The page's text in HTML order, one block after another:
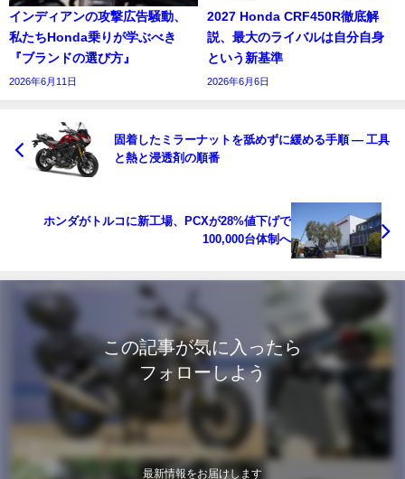
インディアンの攻撃広告騒動、
私たちHonda乗りが学ぶべき
『ブランドの選び方』
2026年6月11日
2027 Honda CRF450R徹底解
説、最大のライバルは自分自身
という新基準
2026年6月6日
固着したミラーナットを舐めずに緩める手順 ― 工具
と熱と浸透剤の順番
ホンダがトルコに新工場、PCXが28%値下げで
100,000台体制へ
この記事が気に入ったら
フォローしよう
最新情報をお届けします